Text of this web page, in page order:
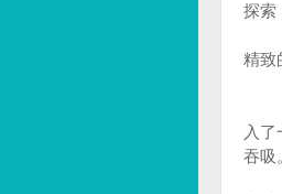
探索
「
精致
「
「
入
吞吸
「